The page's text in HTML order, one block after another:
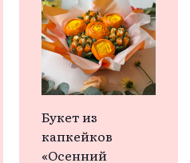
Букет из
капкейков
«Осенний